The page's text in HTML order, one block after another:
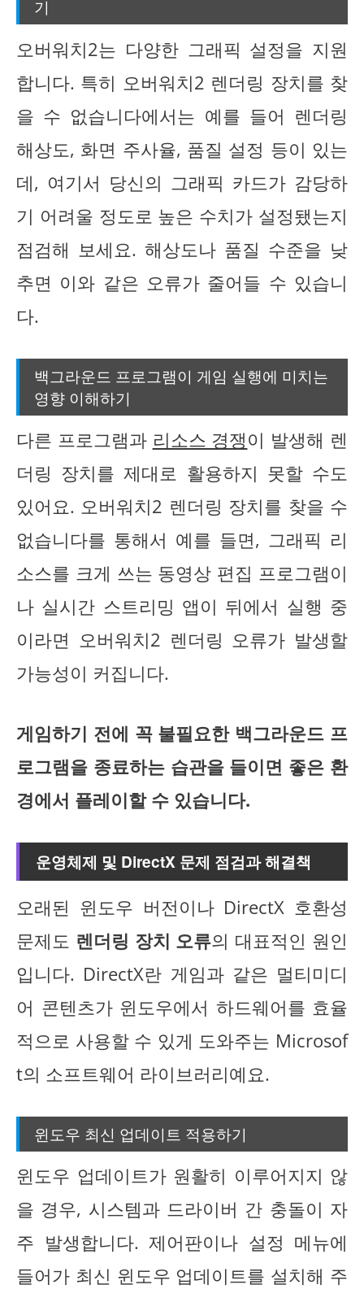
기
오버워치2는 다양한 그래픽 설정을 지원
합니다. 특히 오버워치2 렌더링 장치를 찾
을 수 없습니다에서는 예를 들어 렌더링
해상도, 화면 주사율, 품질 설정 등이 있는
데, 여기서 당신의 그래픽 카드가 감당하
기 어려울 정도로 높은 수치가 설정됐는지
점검해 보세요. 해상도나 품질 수준을 낮
추면 이와 같은 오류가 줄어들 수 있습니
다.
백그라운드 프로그램이 게임 실행에 미치는
영향 이해하기
다른 프로그램과 리소스 경쟁이 발생해 렌
더링 장치를 제대로 활용하지 못할 수도
있어요. 오버워치2 렌더링 장치를 찾을 수
없습니다를 통해서 예를 들면, 그래픽 리
소스를 크게 쓰는 동영상 편집 프로그램이
나 실시간 스트리밍 앱이 뒤에서 실행 중
이라면 오버워치2 렌더링 오류가 발생할
가능성이 커집니다.
게임하기 전에 꼭 불필요한 백그라운드 프
로그램을 종료하는 습관을 들이면 좋은 환
경에서 플레이할 수 있습니다.
운영체제 및 DirectX 문제 점검과 해결책
오래된 윈도우 버전이나 DirectX 호환성
문제도 렌더링 장치 오류의 대표적인 원인
입니다. DirectX란 게임과 같은 멀티미디
어 콘텐츠가 윈도우에서 하드웨어를 효율
적으로 사용할 수 있게 도와주는 Microsof
t의 소프트웨어 라이브러리예요.
윈도우 최신 업데이트 적용하기
윈도우 업데이트가 원활히 이루어지지 않
을 경우, 시스템과 드라이버 간 충돌이 자
주 발생합니다. 제어판이나 설정 메뉴에
들어가 최신 윈도우 업데이트를 설치해 주